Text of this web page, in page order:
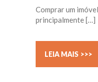
Comprar um
principalmente […]
LEIA MAIS >>>